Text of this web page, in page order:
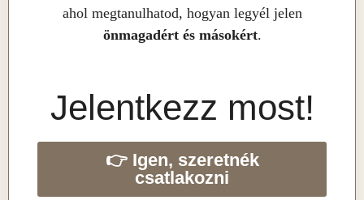
ahol megtanulhatod, hogyan legyél jelen
önmagadért és másokért.
Jelentkezz most!
👉 Igen, szeretnék
csatlakozni